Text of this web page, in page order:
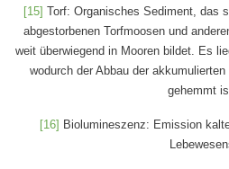
[15] Torf: Organisches Sediment, das
abgestorbenen Torfmoosen und
weit überwiegend in Mooren bildet. Es
wodurch der Abbau der
gehemmt
[16] Biolumineszenz: Emission